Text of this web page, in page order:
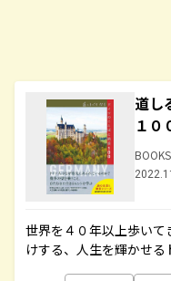
道し
１０
世界を４０年以上歩い
けする、人生を輝かせ